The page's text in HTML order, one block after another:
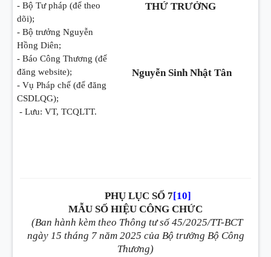
- Bộ Tư pháp (để theo
dõi);
- Bộ trưởng Nguyễn
Hồng Diên;
- Báo Công Thương (để
đăng website);
- Vụ Pháp chế (để đăng
CSDLQG);
- Lưu: VT, TCQLTT.
THỨ TRƯỞNG
Nguyễn Sinh Nhật Tân
PHỤ LỤC SỐ 7[10]
MẪU SỐ HIỆU CÔNG CHỨC
(Ban hành kèm theo Thông tư số 45/2025/TT-BCT
ngày 15 tháng 7 năm 2025 của Bộ trưởng Bộ Công
Thương)